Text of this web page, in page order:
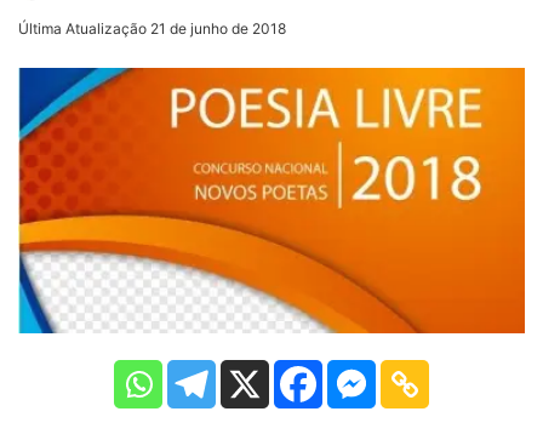
Última Atualização 21 de junho de 2018